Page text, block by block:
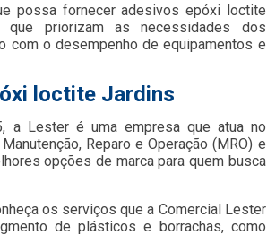
possa fornecer adesivos epóxi loctite
que priorizam as necessidades dos
com o desempenho de equipamentos e
loctite Jardins
a Lester é uma empresa que atua no
Reparo e Operação (MRO) e
opções de marca para quem busca
os serviços que a Comercial Lester
de plásticos e borrachas, como